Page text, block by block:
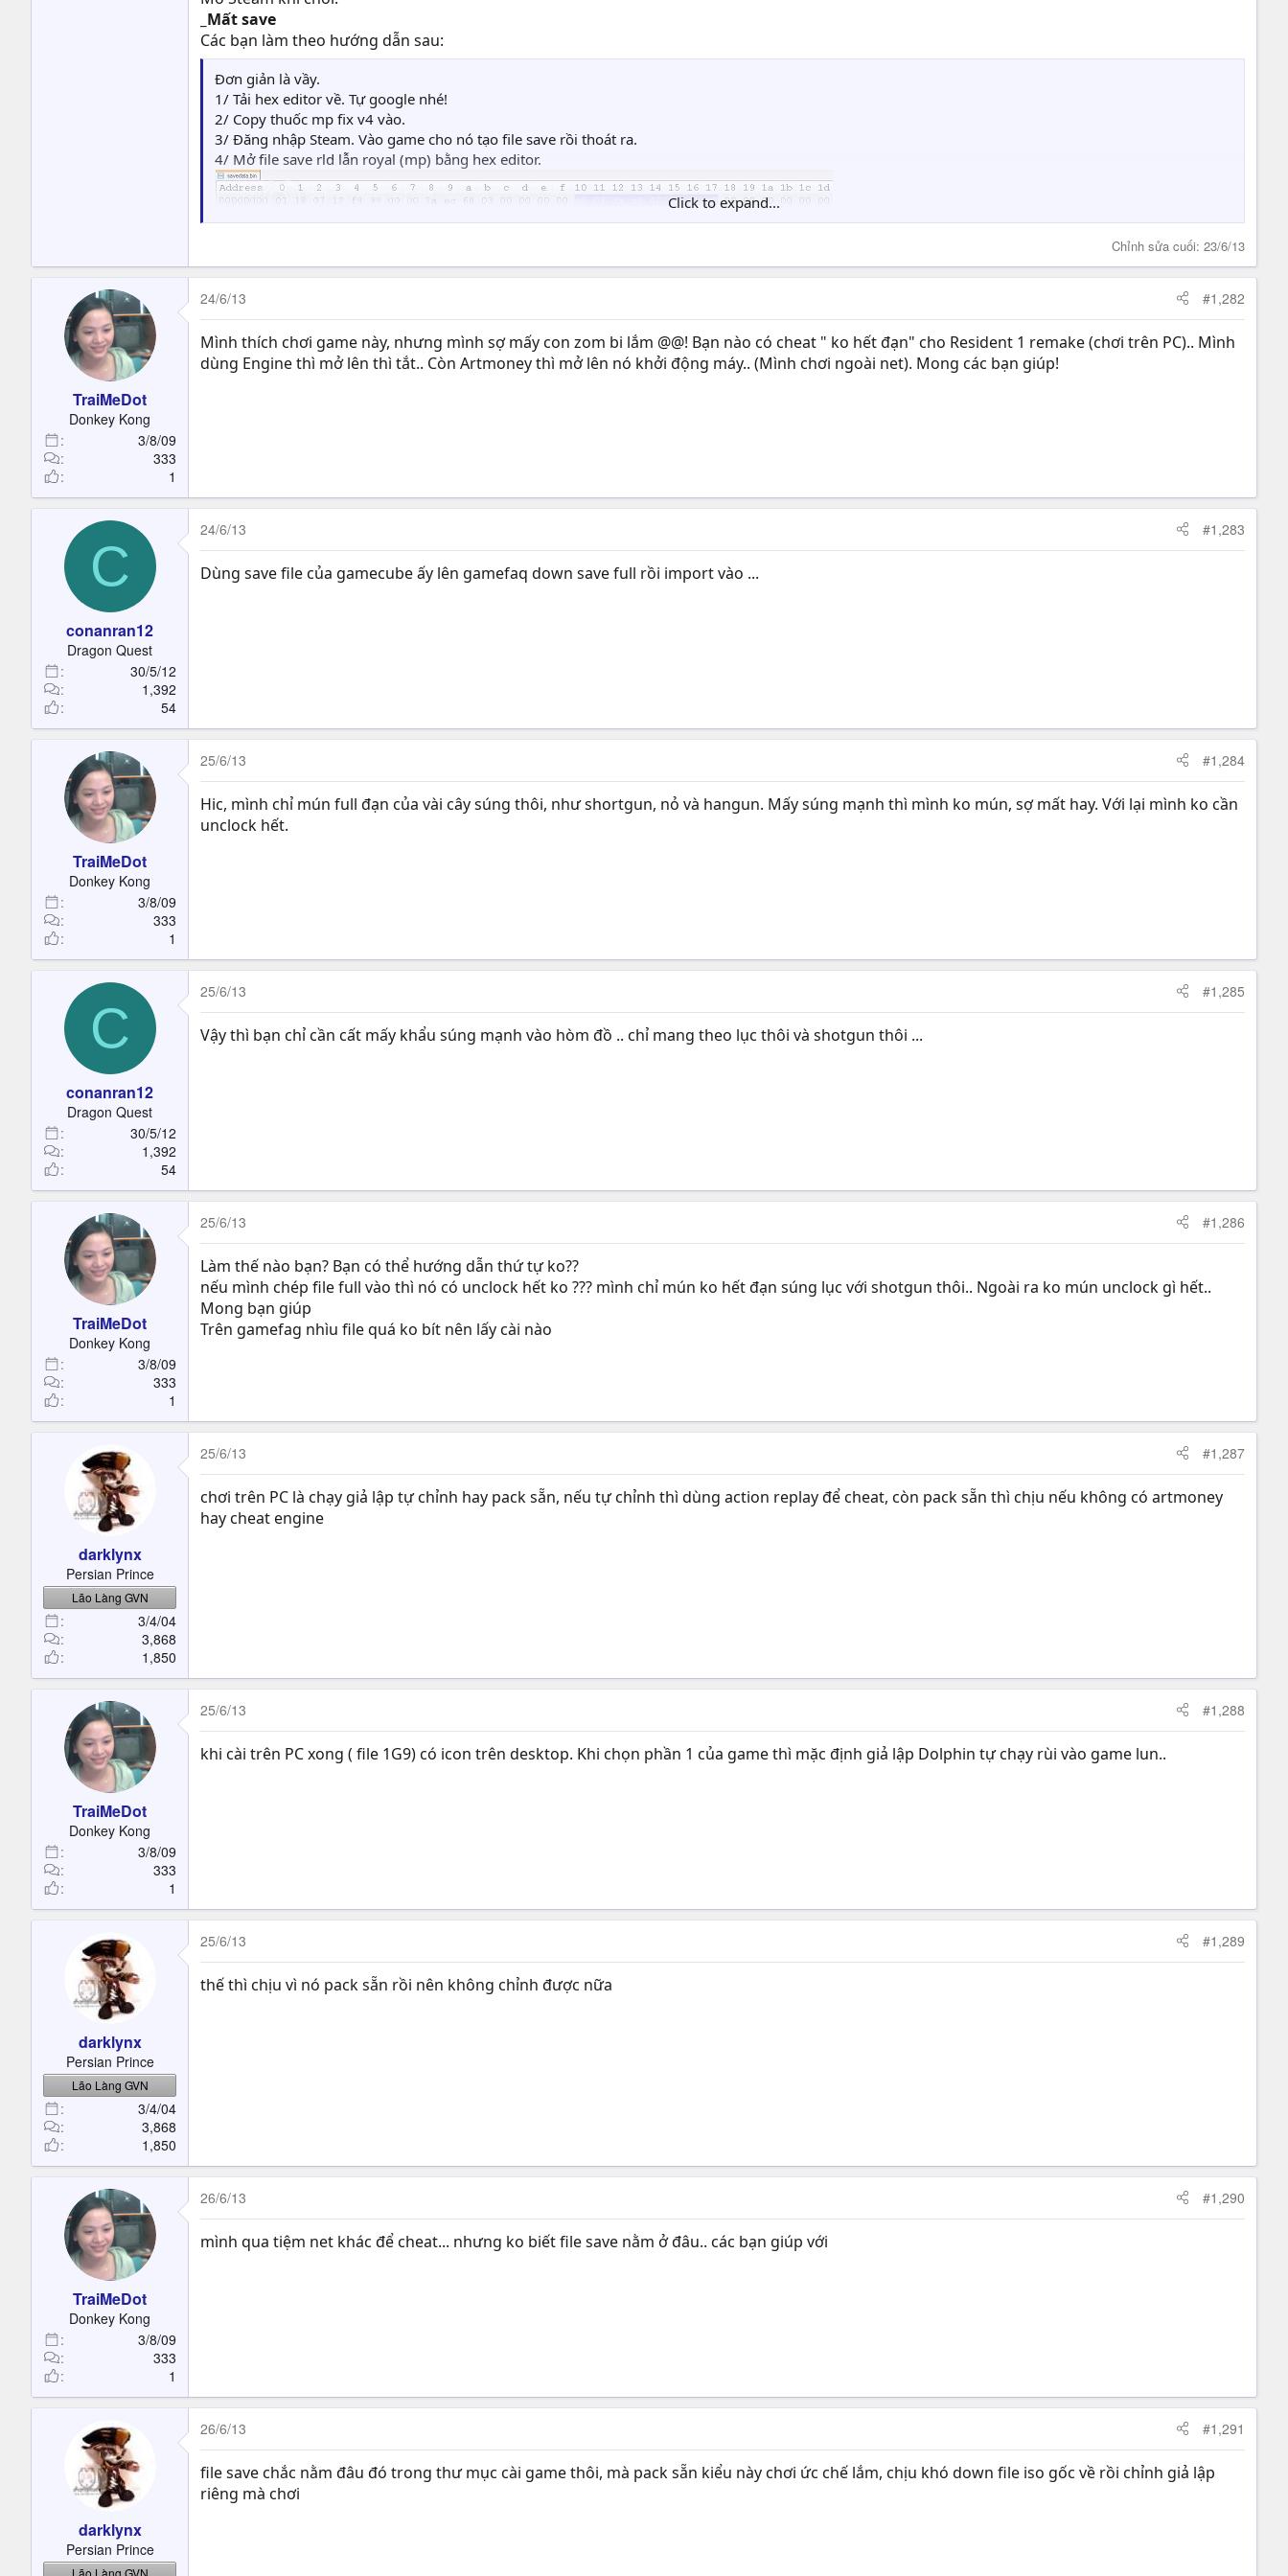
_Mất save
Các bạn làm theo hướng dẫn sau:
Đơn giản là vầy.
1/ Tải hex editor về. Tự google nhé!
2/ Copy thuốc mp fix v4 vào.
3/ Đăng nhập Steam. Vào game cho nó tạo file save rồi thoát ra.
4/ Mở file save rld lẫn royal (mp) bằng hex editor.
Click to expand...
Chỉnh sửa cuối: 23/6/13
TraiMeDot
Donkey Kong
3/8/09
333
1
24/6/13 #1,282
Mình thích chơi game này, nhưng mình sợ mấy con zom bi lắm @@! Bạn nào có cheat " ko hết đạn" cho Resident 1 remake (chơi trên PC).. Mình
dùng Engine thì mở lên thì tắt.. Còn Artmoney thì mở lên nó khởi động máy.. (Mình chơi ngoài net). Mong các bạn giúp!
C
conanran12
Dragon Quest
30/5/12
1,392
54
24/6/13 #1,283
Dùng save file của gamecube ấy lên gamefaq down save full rồi import vào ...
TraiMeDot
Donkey Kong
3/8/09
333
1
25/6/13 #1,284
Hic, mình chỉ mún full đạn của vài cây súng thôi, như shortgun, nỏ và hangun. Mấy súng mạnh thì mình ko mún, sợ mất hay. Với lại mình ko cần
unclock hết.
C
conanran12
Dragon Quest
30/5/12
1,392
54
25/6/13 #1,285
Vậy thì bạn chỉ cần cất mấy khẩu súng mạnh vào hòm đồ .. chỉ mang theo lục thôi và shotgun thôi ...
TraiMeDot
Donkey Kong
3/8/09
333
1
25/6/13 #1,286
Làm thế nào bạn? Bạn có thể hướng dẫn thứ tự ko??
nếu mình chép file full vào thì nó có unclock hết ko ??? mình chỉ mún ko hết đạn súng lục với shotgun thôi.. Ngoài ra ko mún unclock gì hết..
Mong bạn giúp
Trên gamefag nhìu file quá ko bít nên lấy cài nào
darklynx
Persian Prince
Lão Làng GVN
3/4/04
3,868
1,850
25/6/13 #1,287
chơi trên PC là chạy giả lập tự chỉnh hay pack sẵn, nếu tự chỉnh thì dùng action replay để cheat, còn pack sẵn thì chịu nếu không có artmoney
hay cheat engine
TraiMeDot
Donkey Kong
3/8/09
333
1
25/6/13 #1,288
khi cài trên PC xong ( file 1G9) có icon trên desktop. Khi chọn phần 1 của game thì mặc định giả lập Dolphin tự chạy rùi vào game lun..
darklynx
Persian Prince
Lão Làng GVN
3/4/04
3,868
1,850
25/6/13 #1,289
thế thì chịu vì nó pack sẵn rồi nên không chỉnh được nữa
TraiMeDot
Donkey Kong
3/8/09
333
1
26/6/13 #1,290
mình qua tiệm net khác để cheat... nhưng ko biết file save nằm ở đâu.. các bạn giúp với
darklynx
Persian Prince
Lão Làng GVN
26/6/13 #1,291
file save chắc nằm đâu đó trong thư mục cài game thôi, mà pack sẵn kiểu này chơi ức chế lắm, chịu khó down file iso gốc về rồi chỉnh giả lập
riêng mà chơi